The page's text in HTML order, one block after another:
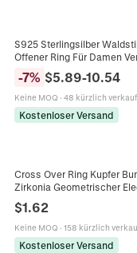
S925 Sterlingsilber
Offener Ring Für Damen
Leichter Luxus Schmuck
-7% $5.89-10.54
Keine MOQ · 48 kürzlich
Kostenloser Versand
Cross Over Ring Kupfer
Zirkonia Geometrischer
Schmuck Für Damen
Überzogen
$1.62
Keine MOQ · 158 kürzlich
Kostenloser Versand